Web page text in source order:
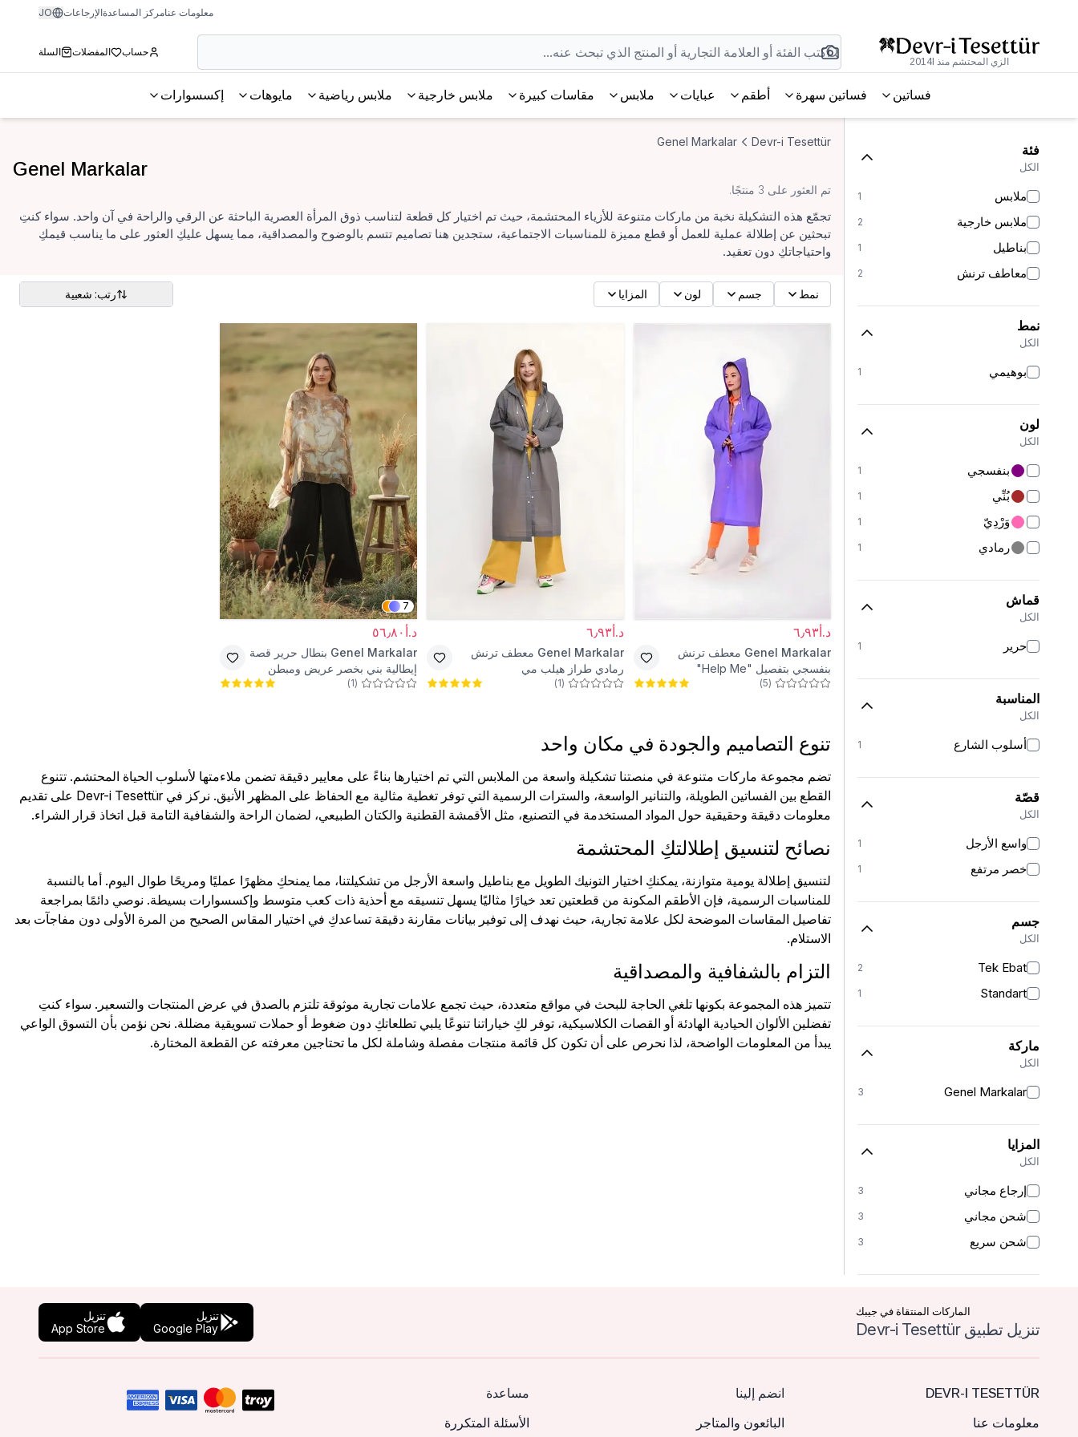
معلومات عنامركز المساعدةالإرجاعات JO
الزي المحتشم منذ 2014l
حساب المفضلات السلة
فساتين فساتين سهرة أطقم عبايات ملابس مقاسات كبيرة ملابس خارجية ملابس رياضية مايوهات إكسسوارات
فئة
الكل
ملابس 1
ملابس خارجية 2
بناطيل 1
معاطف ترنش 2
نمط
الكل
بوهيمي 1
لون
الكل
بنفسجي 1
بُنِّي 1
وَرْدِيّ 1
رمادي 1
قماش
الكل
حرير 1
المناسبة
الكل
أسلوب الشارع 1
قصّة
الكل
واسع الأرجل 1
خصر مرتفع 1
جسم
الكل
Tek Ebat
2
Standart
1
ماركة
الكل
Genel Markalar
3
المزايا
الكل
إرجاع مجاني 3
شحن مجاني 3
شحن سريع 3
Devr-i Tesettür
Genel Markalar
Genel Markalar
تم العثور على 3 منتجًا.
تجمّع هذه التشكيلة نخبة من ماركات متنوعة للأزياء المحتشمة، حيث تم اختيار كل قطعة لتناسب ذوق المرأة العصرية الباحثة عن الرقي والراحة في آن واحد. سواء كنتِ
تبحثين عن إطلالة عملية للعمل أو قطع مميزة للمناسبات الاجتماعية، ستجدين هنا تصاميم تتسم بالوضوح والمصداقية، مما يسهل عليكِ العثور على ما يناسب قيمكِ
واحتياجاتكِ دون تعقيد.
نمط جسم لون المزايا رتب: شعبية
د.أ٦٫٩٣
Genel Markalar معطف ترنش
بنفسجي بتفصيل "Help Me"
(
5
)
د.أ٦٫٩٣
Genel Markalar معطف ترنش
رمادي طراز هيلب مي
(
1
)
7
د.أ٥٦٫٨٠
Genel Markalar بنطال حرير قصة
إيطالية بني بخصر عريض ومبطن
(
1
)
تنوع التصاميم والجودة في مكان واحد
تضم مجموعة ماركات متنوعة في منصتنا تشكيلة واسعة من الملابس التي تم اختيارها بناءً على معايير دقيقة تضمن ملاءمتها لأسلوب الحياة المحتشم. تتنوع
القطع بين الفساتين الطويلة، والتنانير الواسعة، والسترات الرسمية التي توفر تغطية مثالية مع الحفاظ على المظهر الأنيق. نركز في Devr-i Tesettür على تقديم
معلومات دقيقة وحقيقية حول المواد المستخدمة في التصنيع، مثل الأقمشة القطنية والكتان الطبيعي، لضمان الراحة والشفافية التامة قبل اتخاذ قرار الشراء.
نصائح لتنسيق إطلالتكِ المحتشمة
لتنسيق إطلالة يومية متوازنة، يمكنكِ اختيار التونيك الطويل مع بناطيل واسعة الأرجل من تشكيلتنا، مما يمنحكِ مظهرًا عمليًا ومريحًا طوال اليوم. أما بالنسبة
للمناسبات الرسمية، فإن الأطقم المكونة من قطعتين تعد خيارًا مثاليًا يسهل تنسيقه مع أحذية ذات كعب متوسط وإكسسوارات بسيطة. نوصي دائمًا بمراجعة
تفاصيل المقاسات الموضحة لكل علامة تجارية، حيث نهدف إلى توفير بيانات مقارنة دقيقة تساعدكِ في اختيار المقاس الصحيح من المرة الأولى دون مفاجآت بعد
الاستلام.
التزام بالشفافية والمصداقية
تتميز هذه المجموعة بكونها تلغي الحاجة للبحث في مواقع متعددة، حيث تجمع علامات تجارية موثوقة تلتزم بالصدق في عرض المنتجات والتسعير. سواء كنتِ
تفضلين الألوان الحيادية الهادئة أو القصات الكلاسيكية، توفر لكِ خياراتنا تنوعًا يلبي تطلعاتكِ دون ضغوط أو حملات تسويقية مضللة. نحن نؤمن بأن التسوق الواعي
يبدأ من المعلومات الواضحة، لذا نحرص على أن تكون كل قائمة منتجات مفصلة وشاملة لكل ما تحتاجين معرفته عن القطعة المختارة.
الماركات المنتقاة في جيبك
تنزيل تطبيق Devr-i Tesettür
تنزيل
Google Play
تنزيل
App Store
DEVR-I TESETTÜR
معلومات عنا
انضم إلينا
البائعون والمتاجر
مساعدة
الأسئلة المتكررة